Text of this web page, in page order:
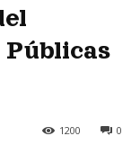
0
1200